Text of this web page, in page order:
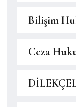
Bilişim
Ceza